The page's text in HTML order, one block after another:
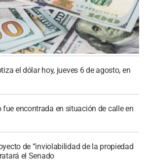
el dólar hoy, jueves 6 de agosto, en
encontrada en situación de calle en
de “inviolabilidad de la propiedad
el Senado